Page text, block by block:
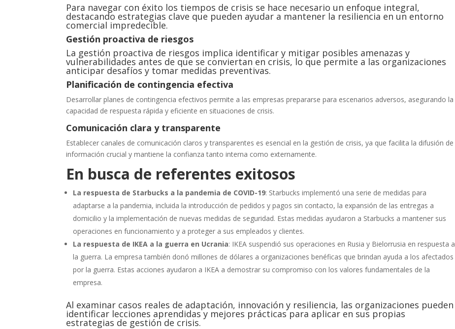
Para navegar con éxito los tiempos de crisis se hace necesario un enfoque integral,
destacando estrategias clave que pueden ayudar a mantener la resiliencia en un entorno
comercial impredecible.
Gestión proactiva de riesgos
La gestión proactiva de riesgos implica identificar y mitigar posibles amenazas y
vulnerabilidades antes de que se conviertan en crisis, lo que permite a las organizaciones
anticipar desafíos y tomar medidas preventivas.
Planificación de contingencia efectiva
Desarrollar planes de contingencia efectivos permite a las empresas prepararse para escenarios adversos, asegurando la
capacidad de respuesta rápida y eficiente en situaciones de crisis.
Comunicación clara y transparente
Establecer canales de comunicación claros y transparentes es esencial en la gestión de crisis, ya que facilita la difusión de
información crucial y mantiene la confianza tanto interna como externamente.
En busca de referentes exitosos
La respuesta de Starbucks a la pandemia de COVID-19: Starbucks implementó una serie de medidas para
adaptarse a la pandemia, incluida la introducción de pedidos y pagos sin contacto, la expansión de las entregas a
domicilio y la implementación de nuevas medidas de seguridad. Estas medidas ayudaron a Starbucks a mantener sus
operaciones en funcionamiento y a proteger a sus empleados y clientes.
La respuesta de IKEA a la guerra en Ucrania: IKEA suspendió sus operaciones en Rusia y Bielorrusia en respuesta a
la guerra. La empresa también donó millones de dólares a organizaciones benéficas que brindan ayuda a los afectados
por la guerra. Estas acciones ayudaron a IKEA a demostrar su compromiso con los valores fundamentales de la
empresa.
Al examinar casos reales de adaptación, innovación y resiliencia, las organizaciones pueden
identificar lecciones aprendidas y mejores prácticas para aplicar en sus propias
estrategias de gestión de crisis.